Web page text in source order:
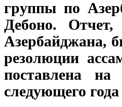
группы по
Дебоно. Отчет,
Азербайджана,
резолюции
поставлена
следующего